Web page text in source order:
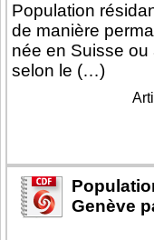
Population
de manière
née en Suisse ou
selon le (…)
Genève